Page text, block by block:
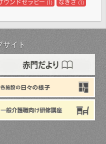
ウンドセラピー (1) なぎさ (1)
イト